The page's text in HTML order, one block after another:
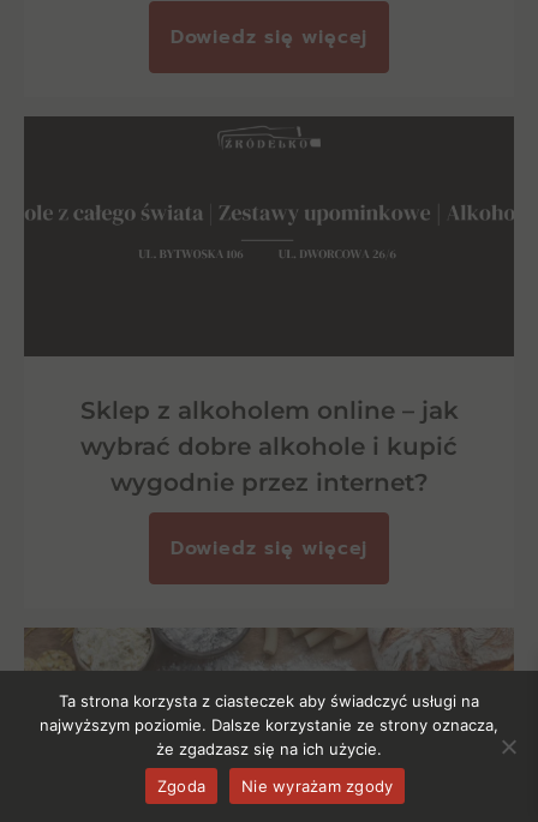
Dowiedz się więcej
Sklep z alkoholem online – jak
wybrać dobre alkohole i kupić
wygodnie przez internet?
Dowiedz się więcej
Ta strona korzysta z ciasteczek aby świadczyć usługi na
najwyższym poziomie. Dalsze korzystanie ze strony oznacza,
że zgadzasz się na ich użycie.
Zgoda
Nie wyrażam zgody